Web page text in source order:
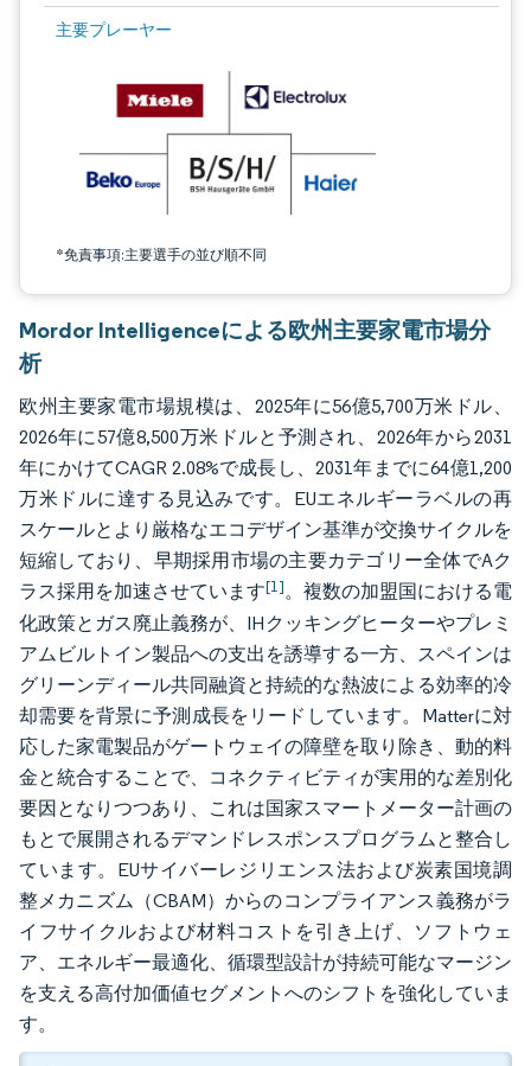
主要プレーヤー
*免責事項:主要選手の並び順不同
画像 © Mordor Intelligence。再利用にはCC BY 4.0の表示が必要です。
Mordor Intelligenceによる欧州主要家電市場分
析
欧州主要家電市場規模は、2025年に56億5,700万米ドル、
2026年に57億8,500万米ドルと予測され、2026年から2031
年にかけてCAGR 2.08%で成長し、2031年までに64億1,200
万米ドルに達する見込みです。EUエネルギーラベルの再
スケールとより厳格なエコデザイン基準が交換サイクルを
短縮しており、早期採用市場の主要カテゴリー全体でAク
ラス採用を加速させています[1]。複数の加盟国における電
化政策とガス廃止義務が、IHクッキングヒーターやプレミ
アムビルトイン製品への支出を誘導する一方、スペインは
グリーンディール共同融資と持続的な熱波による効率的冷
却需要を背景に予測成長をリードしています。Matterに対
応した家電製品がゲートウェイの障壁を取り除き、動的料
金と統合することで、コネクティビティが実用的な差別化
要因となりつつあり、これは国家スマートメーター計画の
もとで展開されるデマンドレスポンスプログラムと整合し
ています。EUサイバーレジリエンス法および炭素国境調
整メカニズム（CBAM）からのコンプライアンス義務がラ
イフサイクルおよび材料コストを引き上げ、ソフトウェ
ア、エネルギー最適化、循環型設計が持続可能なマージン
を支える高付加価値セグメントへのシフトを強化していま
す。